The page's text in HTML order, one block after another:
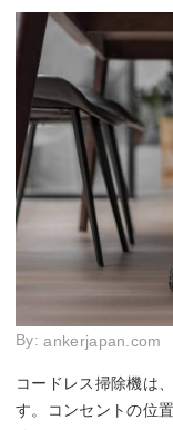
By:ankerjapan.com
コードレス掃除機は
す。コンセントの位